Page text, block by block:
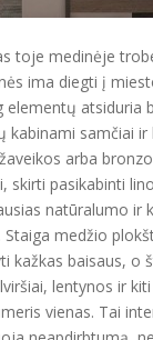
toje medinėje
ima diegti į
elementų atsiduria
kabinami samčiai ir
arba
skirti pasikabinti lino
natūralumo ir
medžio
kažkas baisaus, o
lentynos ir
vienas. Tai